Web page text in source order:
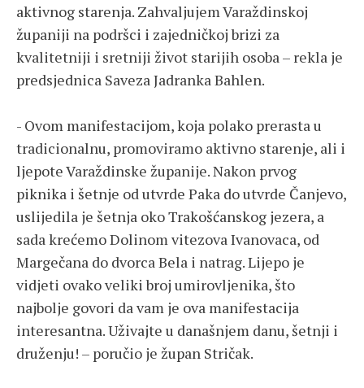
aktivnog starenja. Zahvaljujem Varaždinskoj
županiji na podršci i zajedničkoj brizi za
kvalitetniji i sretniji život starijih osoba – rekla je
predsjednica Saveza Jadranka Bahlen.
- Ovom manifestacijom, koja polako prerasta u
tradicionalnu, promoviramo aktivno starenje, ali i
ljepote Varaždinske županije. Nakon prvog
piknika i šetnje od utvrde Paka do utvrde Čanjevo,
uslijedila je šetnja oko Trakošćanskog jezera, a
sada krećemo Dolinom vitezova Ivanovaca, od
Margečana do dvorca Bela i natrag. Lijepo je
vidjeti ovako veliki broj umirovljenika, što
najbolje govori da vam je ova manifestacija
interesantna. Uživajte u današnjem danu, šetnji i
druženju! – poručio je župan Stričak.